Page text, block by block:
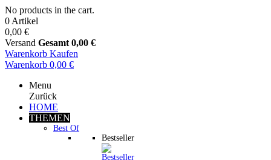
No products in the cart.
0 Artikel
0,00 €
Versand Gesamt 0,00 €
Warenkorb Kaufen
Warenkorb 0,00 €
Menu
Zurück
HOME
THEMEN
Best Of
Bestseller